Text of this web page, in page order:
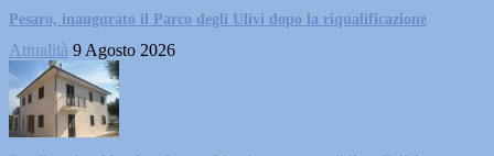
Pesaro, inaugurato il Parco degli Ulivi dopo la riqualificazione
Attualità 9 Agosto 2026